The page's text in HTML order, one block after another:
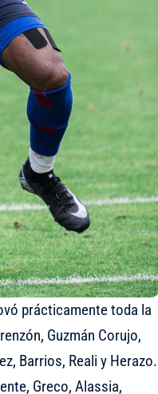
prácticamente toda la
Guzmán Corujo,
Barrios, Reali y Herazo.
Greco, Alassia,